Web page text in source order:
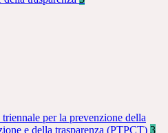
triennale per la prevenzione della
e della trasparenza (PTPCT) 3